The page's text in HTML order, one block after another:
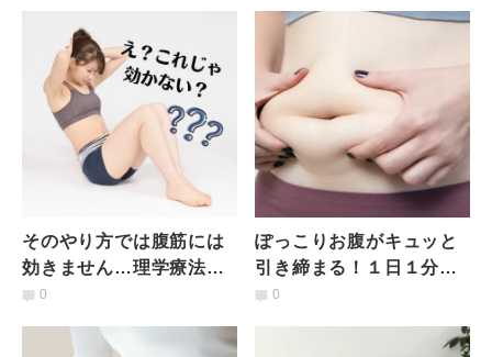
そのやり方では腹筋には
効きません…理学療法士
に聞く！本当に効く腹筋
注意点
0
ぽっこりお腹がキュッと
引き締まる！１日１分効
率的に「腹斜筋」を鍛え
0